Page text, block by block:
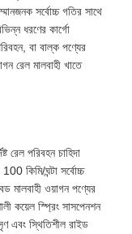
সর্বোচ্চ গতির সাথে
ধরণের কার্গো
বা বাল্ক পণ্যের
রেল মালবাহী খাতে
রেল পরিবহন চাহিদা
কিমি/ঘন্টা সর্বোচ্চ
মালবাহী ওয়াগন পণ্যের
কয়েল স্প্রিং সাসপেনশন
এবং স্থিতিশীল রাইড